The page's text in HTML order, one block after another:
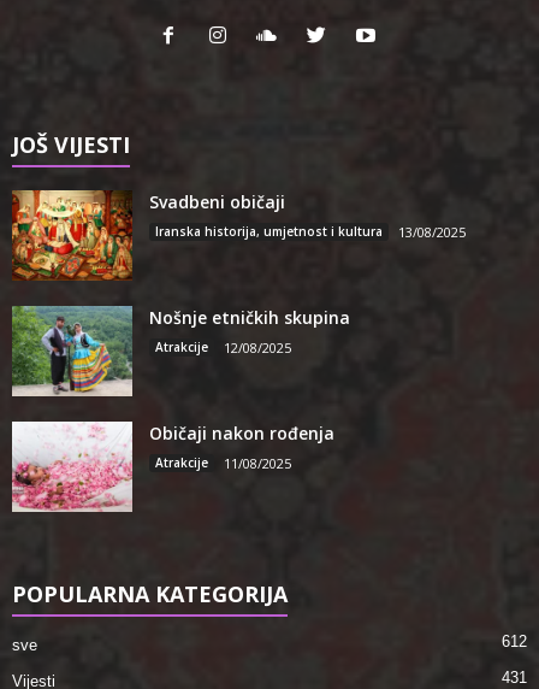
JOŠ VIJESTI
Svadbeni običaji
Iranska historija, umjetnost i kultura 13/08/2025
Nošnje etničkih skupina
Atrakcije 12/08/2025
Običaji nakon rođenja
Atrakcije 11/08/2025
POPULARNA KATEGORIJA
sve 612
Vijesti 431